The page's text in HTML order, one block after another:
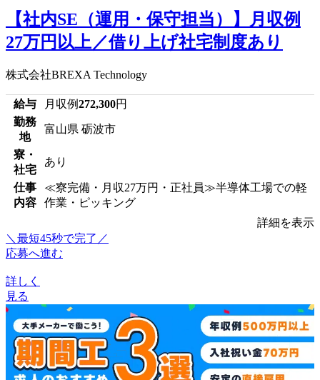
【社内SE（運用・保守担当）】月収例
27万円以上／借り上げ社宅制度あり
株式会社BREXA Technology
給与 月収例272,300円
勤務
地
富山県 砺波市
寮・
社宅
あり
仕事
内容
≪寮完備・月収27万円・正社員≫半導体工場での軽
作業・ピッキング
詳細を表示
＼最短45秒で完了／
応募へ進む
詳しく
見る